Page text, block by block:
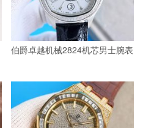
伯爵卓越机械2824机芯男士腕表